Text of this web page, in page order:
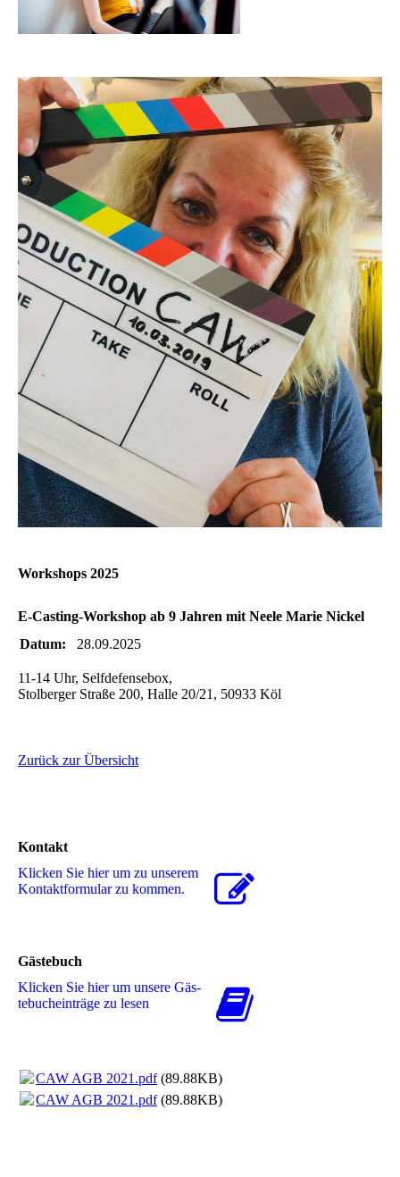
Workshops 2025
E-Casting-Workshop ab 9 Jahren mit Neele Marie Nickel
Datum:
28.09.2025
11-14 Uhr, Selfdefensebox,
Stolberger Straße 200, Halle 20/21, 50933 Köl
Zurück zur Übersicht
Kontakt
Klicken Sie hier um zu unserem
Kon­takt­for­mu­lar zu kommen.
Gästebuch
Klicken Sie hier um unsere Gäs­
te­buch­ein­trä­ge zu lesen
CAW AGB 2021.pdf(89.88KB)
CAW AGB 2021.pdf(89.88KB)